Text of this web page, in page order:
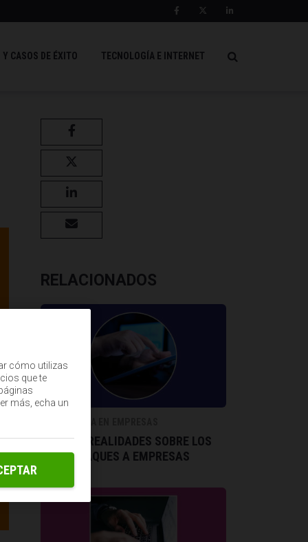
Y CASOS DE ÉXITO TECNOLOGÍA E INTERNET
RELACIONADOS
MITOS Y REALIDADES SOBRE LOS
CIBERATAQUES A EMPRESAS
cómo utilizas
que te
más, echa un